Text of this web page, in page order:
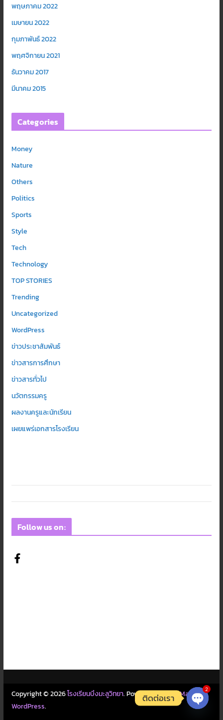
พฤษภาคม 2022
เมษายน 2022
กุมภาพันธ์ 2022
พฤศจิกายน 2021
ธันวาคม 2017
มีนาคม 2015
Categories
Money
Nature
Others
Politics
Sports
Style
Tech
Technology
TOP STORIES
Trending
Uncategorized
WordPress
ข่าวประชาสัมพันธ์
ข่าวสารการศึกษา
ข่าวสารทั่วไป
นวัตกรรมครู
ผลงานครูและนักเรียน
เผยแพร่เอกสารโรงเรียน
Follow us on:
Copyright © 2026โรงเรียนบึงมะลูวิทยา. Powered byColorMagand
WordPress.
ติดต่อเรา
2